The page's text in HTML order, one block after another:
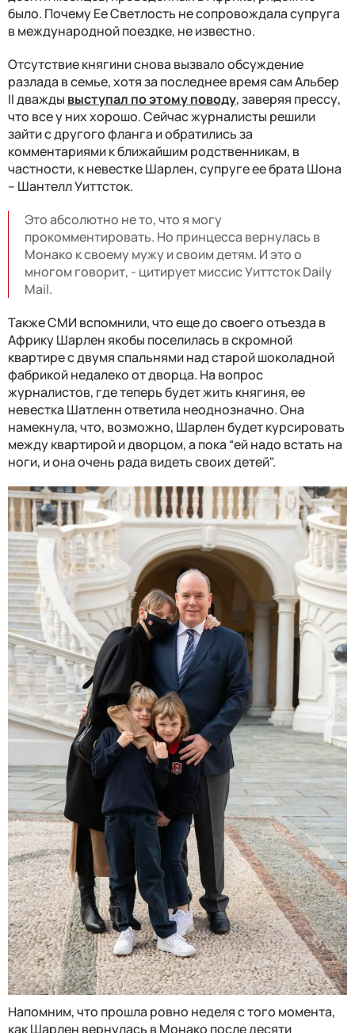
было. Почему Ее Светлость не сопровождала супруга
в международной поездке, не известно.
Отсутствие княгини снова вызвало обсуждение
разлада в семье, хотя за последнее время сам Альбер
II дважды выступал по этому поводу, заверяя прессу,
что все у них хорошо. Сейчас журналисты решили
зайти с другого фланга и обратились за
комментариями к ближайшим родственникам, в
частности, к невестке Шарлен, супруге ее брата Шона
– Шантелл Уиттсток.
Это абсолютно не то, что я могу
прокомментировать. Но принцесса вернулась в
Монако к своему мужу и своим детям. И это о
многом говорит, - цитирует миссис Уиттсток Daily
Mail.
Также СМИ вспомнили, что еще до своего отъезда в
Африку Шарлен якобы поселилась в скромной
квартире с двумя спальнями над старой шоколадной
фабрикой недалеко от дворца. На вопрос
журналистов, где теперь будет жить княгиня, ее
невестка Шатленн ответила неоднозначно. Она
намекнула, что, возможно, Шарлен будет курсировать
между квартирой и дворцом, а пока “ей надо встать на
ноги, и она очень рада видеть своих детей".
Напомним, что прошла ровно неделя с того момента,
как Шарлен вернулась в Монако после десяти